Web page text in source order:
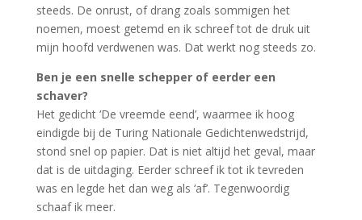
steeds. De onrust, of drang zoals sommigen het
noemen, moest getemd en ik schreef tot de druk uit
mijn hoofd verdwenen was. Dat werkt nog steeds zo.
Ben je een snelle schepper of eerder een
schaver?
Het gedicht ‘De vreemde eend’, waarmee ik hoog
eindigde bij de Turing Nationale Gedichtenwedstrijd,
stond snel op papier. Dat is niet altijd het geval, maar
dat is de uitdaging. Eerder schreef ik tot ik tevreden
was en legde het dan weg als ‘af’. Tegenwoordig
schaaf ik meer.